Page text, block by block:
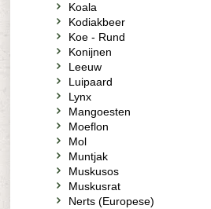
Koala
Kodiakbeer
Koe - Rund
Konijnen
Leeuw
Luipaard
Lynx
Mangoesten
Moeflon
Mol
Muntjak
Muskusos
Muskusrat
Nerts (Europese)